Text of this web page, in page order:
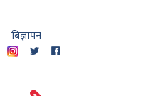
बिज्ञापन